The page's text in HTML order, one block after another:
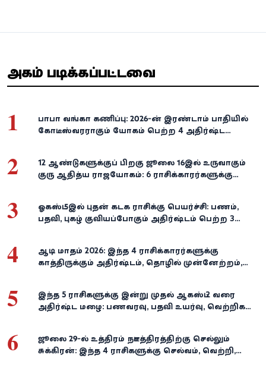
அதிகம் படிக்கப்பட்டவை
1
பாபா வங்கா கணிப்பு: 2026-ன் இரண்டாம் பாதியில்
கோடீஸ்வரராகும் யோகம் பெற்ற 4 அதிர்ஷ்ட
2
12 ஆண்டுகளுக்குப் பிறகு ஜூலை 16இல் உருவாகும்
குரு ஆதித்ய ராஜயோகம்: 6 ராசிக்காரர்களுக்கு
3
ஓகஸ்ட் 5இல் புதன் கடக ராசிக்கு பெயர்ச்சி: பணம்,
பதவி, புகழ் குவியப்போகும் அதிர்ஷ்டம் பெற்ற 3
4
ஆடி மாதம் 2026: இந்த 4 ராசிக்காரர்களுக்கு
காத்திருக்கும் அதிர்ஷ்டம், தொழில் முன்னேற்றம்,
5
இந்த 5 ராசிகளுக்கு இன்று முதல் ஆகஸ்ட் 2 வரை
அதிர்ஷ்ட மழை: பணவரவு, பதவி உயர்வு, வெற்றிகள்
6
ஜூலை 29-ல் உத்திரம் நட்சத்திரத்திற்கு செல்லும்
சுக்கிரன்: இந்த 4 ராசிகளுக்கு செல்வம், வெற்றி,